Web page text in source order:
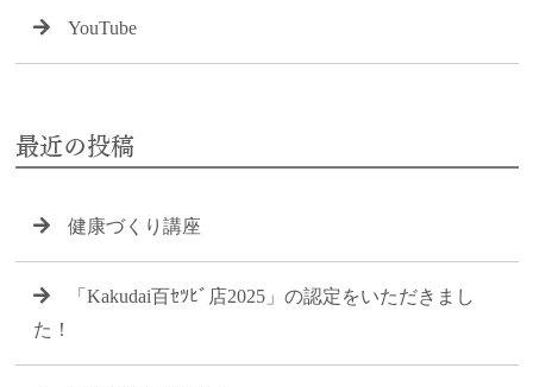
YouTube
最近の投稿
健康づくり講座
「Kakudai百ｾﾂﾋﾞ店2025」の認定をいただきまし
た！